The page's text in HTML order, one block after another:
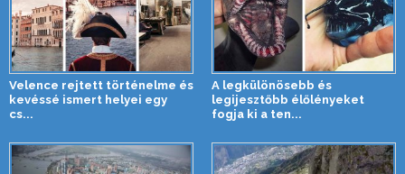
Velence rejtett történelme és
kevéssé ismert helyei egy
cs...
A legkülönösebb és
legijesztőbb élőlényeket
fogja ki a ten...